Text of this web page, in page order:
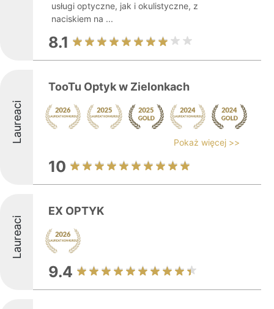
usługi optyczne, jak i okulistyczne, z
naciskiem na ...
8.1
Laureaci
TooTu Optyk w Zielonkach
Pokaż więcej >>
10
Laureaci
EX OPTYK
9.4